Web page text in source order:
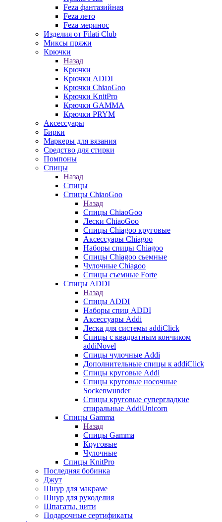
Feza фантазийная
Feza лето
Feza меринос
Изделия от Filati Club
Миксы пряжи
Крючки
Назад
Крючки
Крючки ADDI
Крючки ChiaoGoo
Крючки KnitPro
Крючки GAMMA
Крючки PRYM
Аксессуары
Бирки
Маркеры для вязания
Средство для стирки
Помпоны
Спицы
Назад
Спицы
Спицы ChiaoGoo
Назад
Спицы ChiaoGoo
Лески ChiaoGoo
Cпицы Сhiagoo круговые
Аксессуары Chiagoo
Наборы спицы Chiagoo
Спицы Chiagoo сьемные
Чулочные Chiagoo
Спицы съемные Forte
Спицы ADDI
Назад
Спицы ADDI
Наборы спиц ADDI
Аксессуары Addi
Леска для системы addiClick
Спицы с квадратным кончиком
addiNovel
Спицы чулочные Addi
Дополнительные спицы к addiClick
Спицы круговые Addi
Спицы круговые носочные
Sockenwunder
Спицы круговые супергладкие
спиральные AddiUnicorn
Спицы Gamma
Назад
Спицы Gamma
Круговые
Чулочные
Спицы KnitPro
Последняя бобинка
Джут
Шнур для макраме
Шнур для рукоделия
Шпагаты, нити
Подарочные сертификаты